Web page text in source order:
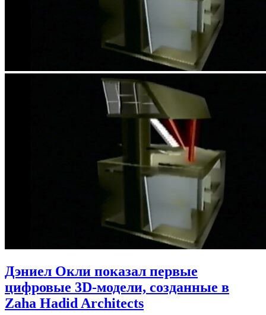
Дэниел Окли показал первые
цифровые 3D-модели, созданные в
Zaha Hadid Architects